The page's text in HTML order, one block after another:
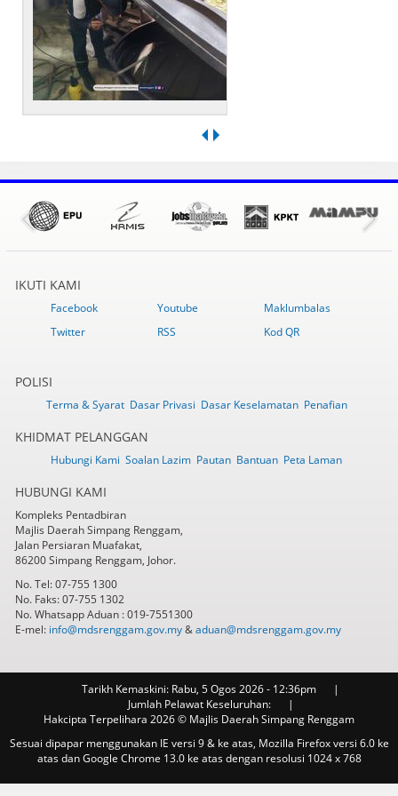
IKUTI KAMI
Facebook Youtube
Maklumbalas
Twitter
RSS Kod QR
POLISI
Terma & Syarat Dasar Privasi Dasar Keselamatan Penafian
KHIDMAT PELANGGAN
Hubungi Kami Soalan Lazim Pautan Bantuan Peta Laman
HUBUNGI KAMI
Kompleks Pentadbiran
Majlis Daerah Simpang Renggam,
Jalan Persiaran Muafakat,
86200 Simpang Renggam, Johor.
No. Tel: 07-755 1300
No. Faks: 07-755 1302
No. Whatsapp Aduan : 019-7551300
E-mel: info@mdsrenggam.gov.my&aduan@mdsrenggam.gov.my
Tarikh Kemaskini: Rabu, 5 Ogos 2026 - 12:36pm
Jumlah Pelawat Keseluruhan:
Hakcipta Terpelihara 2026 © Majlis Daerah Simpang Renggam
Sesuai dipapar menggunakan IE versi 9 & ke atas, Mozilla Firefox versi 6.0 ke
atas dan Google Chrome 13.0 ke atas dengan resolusi 1024 x 768